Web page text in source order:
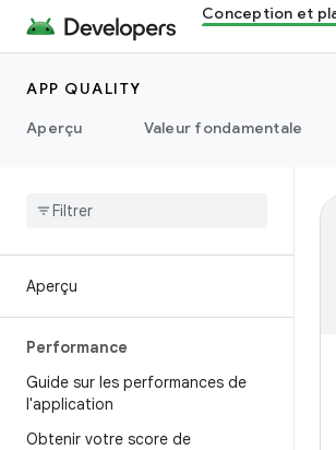
Conception et
APP QUALITY
Aperçu
Valeur fondamentale
Aperçu
Performance
Guide sur les performances de
l'application
Obtenir votre score de